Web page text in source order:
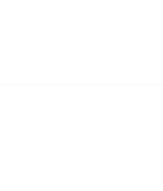
Zutaten:Siedesalz, 17,7%